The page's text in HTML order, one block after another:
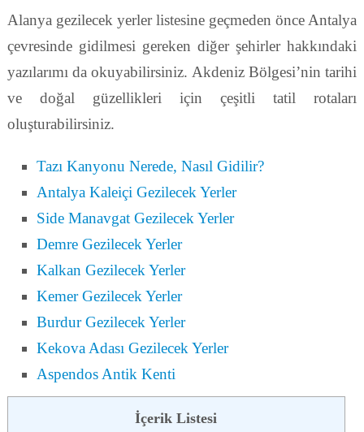
Alanya gezilecek yerler listesine geçmeden önce Antalya
çevresinde gidilmesi gereken diğer şehirler hakkındaki
yazılarımı da okuyabilirsiniz. Akdeniz Bölgesi’nin tarihi
ve doğal güzellikleri için çeşitli tatil rotaları
oluşturabilirsiniz.
Tazı Kanyonu Nerede, Nasıl Gidilir?
Antalya Kaleiçi Gezilecek Yerler
Side Manavgat Gezilecek Yerler
Demre Gezilecek Yerler
Kalkan Gezilecek Yerler
Kemer Gezilecek Yerler
Burdur Gezilecek Yerler
Kekova Adası Gezilecek Yerler
Aspendos Antik Kenti
İçerik Listesi